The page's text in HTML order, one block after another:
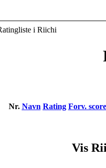
i Riichi
Nr. Navn Rating Forv.
Vis